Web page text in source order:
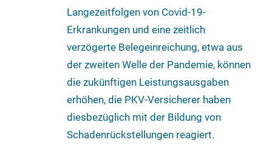
Langezeitfolgen von Covid-19-
Erkrankungen und eine zeitlich
verzögerte Belegeinreichung, etwa aus
der zweiten Welle der Pandemie, können
die zukünftigen Leistungsausgaben
erhöhen, die PKV-Versicherer haben
diesbezüglich mit der Bildung von
Schadenrückstellungen reagiert.